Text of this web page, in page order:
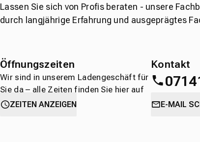
Lassen Sie sich von Profis beraten - unsere
durch langjährige Erfahrung und ausgeprägtes
Öffnungszeiten
Wir sind in unserem Ladengeschäft für
Sie da – alle Zeiten finden Sie hier auf
einen Blick.
ZEITEN ANZEIGEN
Kontakt
oderdirekt
E-MAIL